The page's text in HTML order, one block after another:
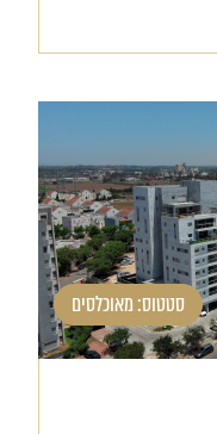
סטטוס: מאוכלסים